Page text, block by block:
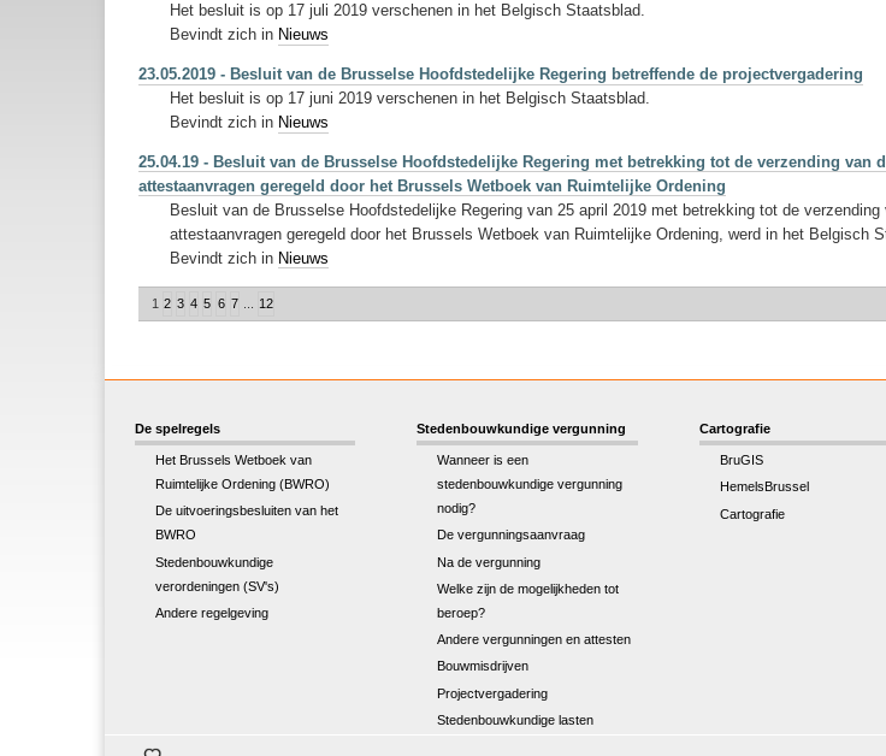
Het besluit is op 17 juli 2019 verschenen in het Belgisch Staatsblad.
Bevindt zich in Nieuws
23.05.2019 - Besluit van de Brusselse Hoofdstedelijke Regering betreffende de projectvergadering
Het besluit is op 17 juni 2019 verschenen in het Belgisch Staatsblad.
Bevindt zich in Nieuws
25.04.19 - Besluit van de Brusselse Hoofdstedelijke Regering met betrekking tot de verzending
attestaanvragen geregeld door het Brussels Wetboek van Ruimtelijke Ordening
Besluit van de Brusselse Hoofdstedelijke Regering van 25 april 2019 met betrekking tot de
attestaanvragen geregeld door het Brussels Wetboek van Ruimtelijke Ordening, werd in het Belgisch
Bevindt zich in Nieuws
1 2 3 4 5 6 7 12
De spelregels
Het Brussels Wetboek van
Ruimtelijke Ordening (BWRO)
De uitvoeringsbesluiten van het
BWRO
Stedenbouwkundige
verordeningen (SV's)
Andere regelgeving
Stedenbouwkundige vergunning
Wanneer is een
stedenbouwkundige vergunning
nodig?
De vergunningsaanvraag
Na de vergunning
Welke zijn de mogelijkheden tot
beroep?
Andere vergunningen en attesten
Bouwmisdrijven
Projectvergadering
Stedenbouwkundige lasten
Cartografie
BruGIS
HemelsBrussel
Cartografie